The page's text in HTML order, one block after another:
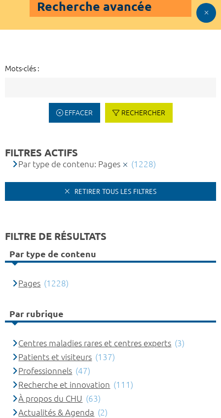
Recherche avancée
Mots-clés :
EFFACER RECHERCHER
FILTRES ACTIFS
Par type de contenu: Pages (1228)
RETIRER TOUS LES FILTRES
FILTRE DE RÉSULTATS
Par type de contenu
Pages (1228)
Par rubrique
Centres maladies rares et centres experts (3)
Patients et visiteurs (137)
Professionnels (47)
Recherche et innovation (111)
À propos du CHU (63)
Actualités & Agenda (2)